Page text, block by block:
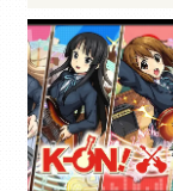
方
位
資
郎」會在合作活
登場！